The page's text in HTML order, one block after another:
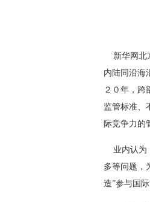
新华网北
内陆同沿海
２０年，跨
监管标准、
际竞争力的
业内认为
多等问题，
造”参与国际